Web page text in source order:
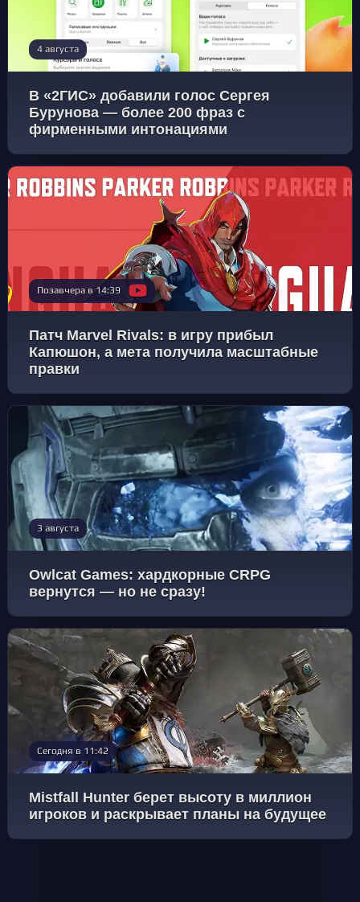
4 августа
В «2ГИС» добавили голос Сергея
Бурунова — более 200 фраз с
фирменными интонациями
Позавчера в 14:39
Патч Marvel Rivals: в игру прибыл
Капюшон, а мета получила масштабные
правки
3 августа
Owlcat Games: хардкорные CRPG
вернутся — но не сразу!
Сегодня в 11:42
Mistfall Hunter берет высоту в миллион
игроков и раскрывает планы на будущее